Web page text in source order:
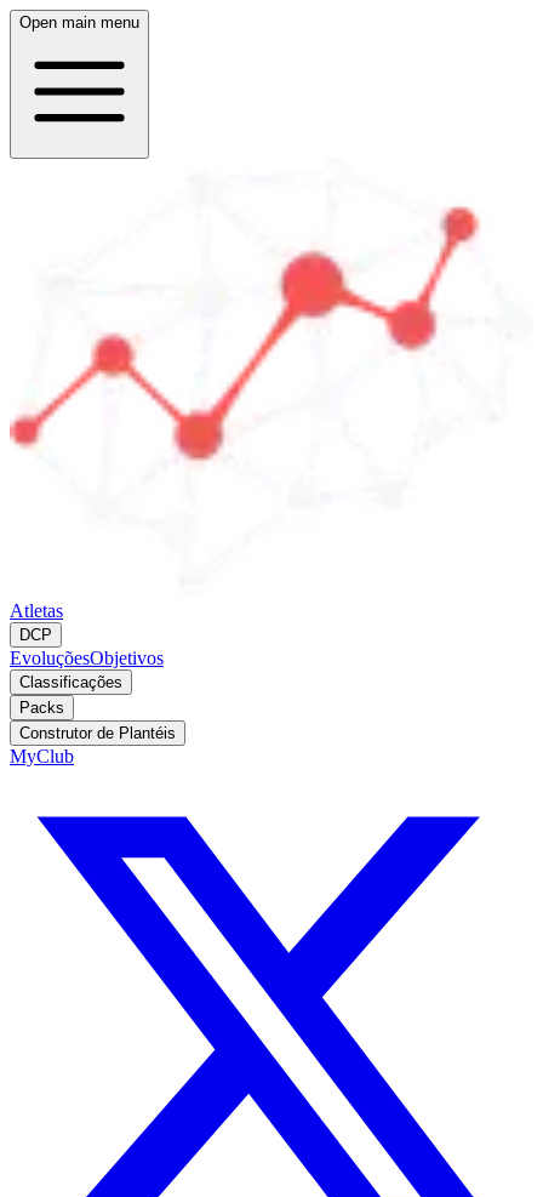
Open main menu
Atletas
DCP
EvoluçõesObjetivos
Classificações
Packs
Construtor de Plantéis
MyClub